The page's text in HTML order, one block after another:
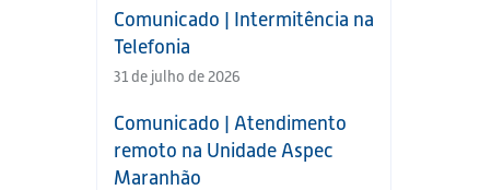
Comunicado | Intermitência na
Telefonia
31 de julho de 2026
Comunicado | Atendimento
remoto na Unidade Aspec
Maranhão